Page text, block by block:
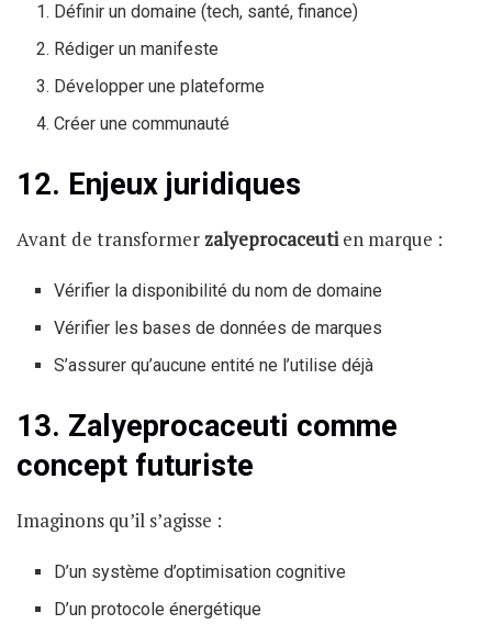
Définir un domaine (tech, santé, finance)
Rédiger un manifeste
Développer une plateforme
Créer une communauté
12. Enjeux juridiques
Avant de transformer zalyeprocaceutien marque :
Vérifier la disponibilité du nom de domaine
Vérifier les bases de données de marques
S’assurer qu’aucune entité ne l’utilise déjà
13. Zalyeprocaceuti comme
concept futuriste
Imaginons qu’il s’agisse :
D’un système d’optimisation cognitive
D’un protocole énergétique